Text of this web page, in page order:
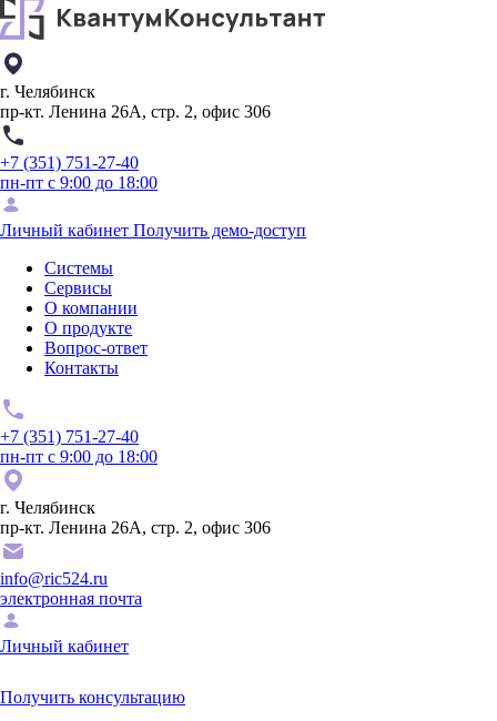
г. Челябинск
пр-кт. Ленина 26А, стр. 2, офис 306
+7 (351) 751-27-40
пн-пт с 9:00 до 18:00
Личный кабинет Получить демо-доступ
Системы
Сервисы
О компании
О продукте
Вопрос-ответ
Контакты
+7 (351) 751-27-40
пн-пт с 9:00 до 18:00
г. Челябинск
пр-кт. Ленина 26А, стр. 2, офис 306
info@ric524.ru
электронная почта
Личный кабинет
Получить консультацию